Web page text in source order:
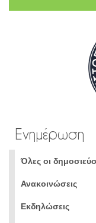
Ενημέρωση
Όλες οι
Ανακοινώσεις
Εκδηλώσεις